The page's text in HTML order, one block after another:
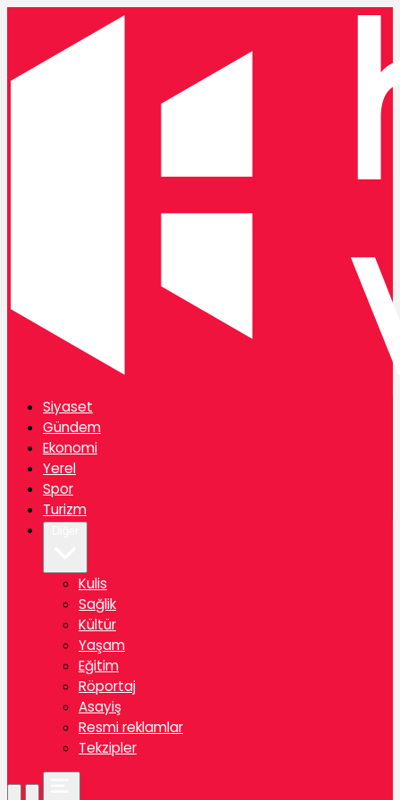
Siyaset
Gündem
Ekonomi
Yerel
Spor
Turizm
Kulis
Sağlik
Kültür
Yaşam
Eğitim
Röportaj
Asayiş
Resmi reklamlar
Tekzipler